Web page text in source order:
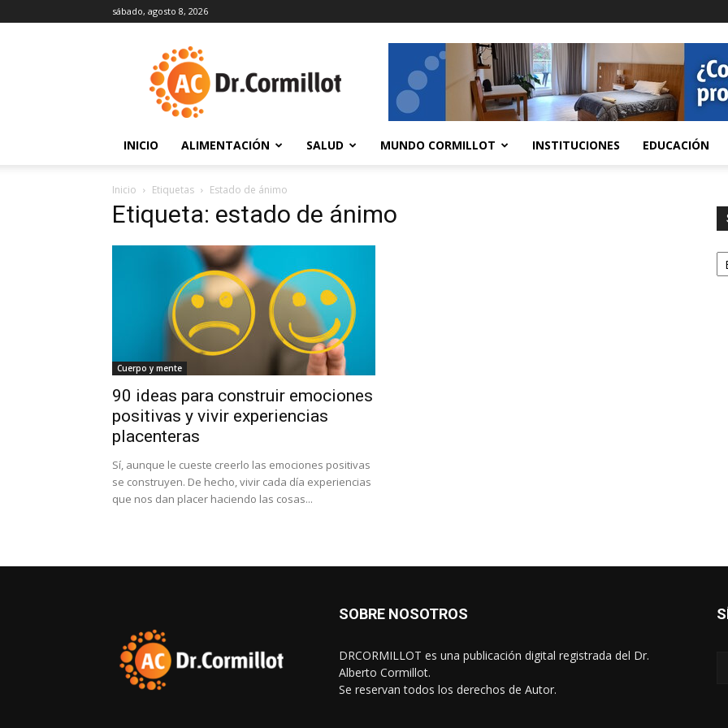
sábado, agosto 8, 2026
INICIO ALIMENTACIÓN SALUD MUNDO CORMILLOT INSTITUCIONES EDUCACIÓN
Inicio Etiquetas Estado de ánimo
Etiqueta: estado de ánimo
Cuerpo y mente
90 ideas para construir emociones
positivas y vivir experiencias
placenteras
Sí, aunque le cueste creerlo las emociones positivas
se construyen. De hecho, vivir cada día experiencias
que nos dan placer haciendo las cosas...
SOBRE NOSOTROS
DRCORMILLOT es una publicación digital registrada del Dr.
Alberto Cormillot.
Se reservan todos los derechos de Autor.